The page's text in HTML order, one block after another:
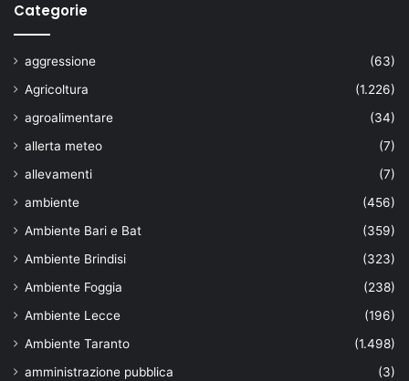
Categorie
aggressione
(63)
Agricoltura
(1.226)
agroalimentare
(34)
allerta meteo
(7)
allevamenti
(7)
ambiente
(456)
Ambiente Bari e Bat
(359)
Ambiente Brindisi
(323)
Ambiente Foggia
(238)
Ambiente Lecce
(196)
Ambiente Taranto
(1.498)
amministrazione pubblica
(3)